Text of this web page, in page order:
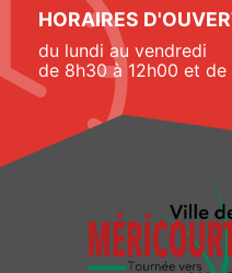
HORAIRES
du lundi au vendredi
de 8h30 à 12h00 et de